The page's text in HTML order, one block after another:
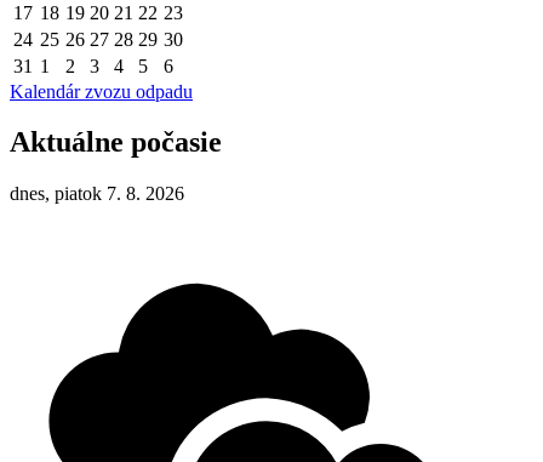
17 18 19 20 21 22 23
24 25 26 27 28 29 30
31 1 2 3 4 5
6
Kalendár zvozu odpadu
Aktuálne počasie
dnes, piatok 7. 8. 2026